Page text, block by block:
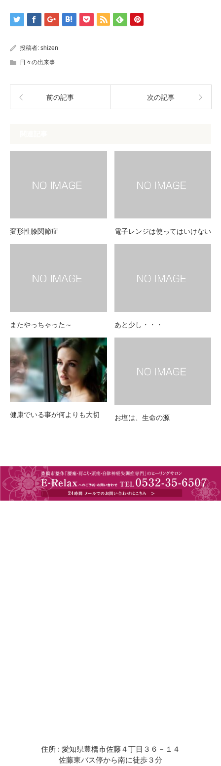
投稿者: shizen
日々の出来事
前の記事 次の記事
変形性膝関節症 電子レンジは使ってはいけない
またやっちゃった～ あと少し・・・
健康でいる事が何よりも大切 お塩は、生命の源
住所 : 愛知県豊橋市佐藤４丁目３６－１４
佐藤東バス停から南に徒歩３分